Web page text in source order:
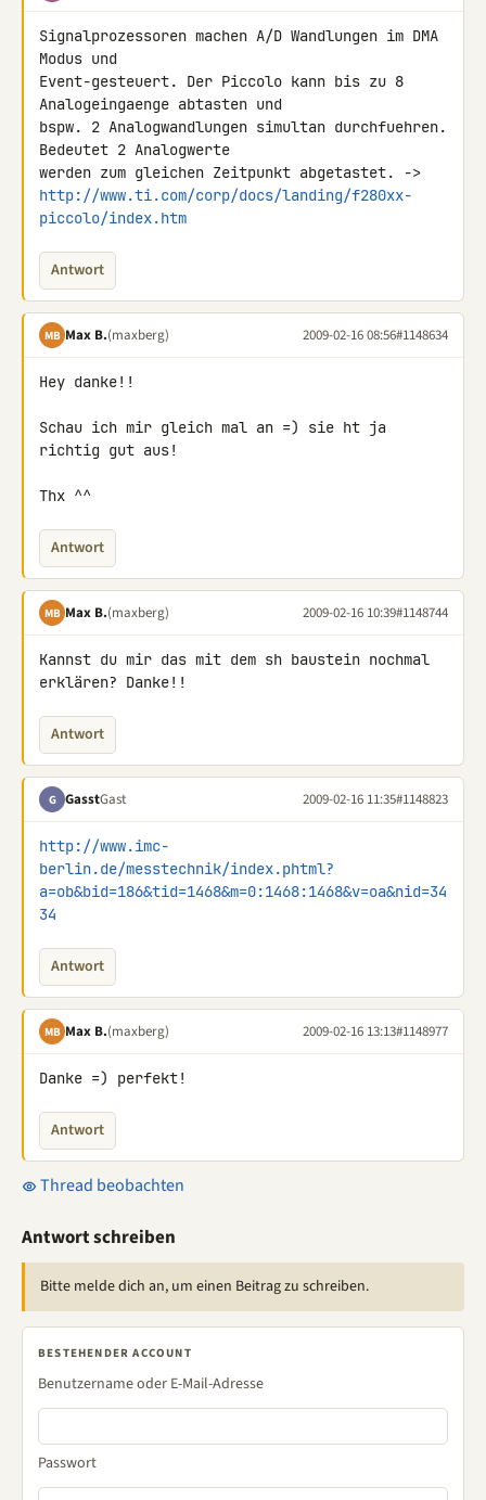
Signalprozessoren machen A/D Wandlungen im DMA
Modus und
Event-gesteuert. Der Piccolo kann bis zu 8
Analogeingaenge abtasten und
bspw. 2 Analogwandlungen simultan durchfuehren.
Bedeutet 2 Analogwerte
http://www.ti.com/corp/docs/landing/f280xx-
piccolo/index.htm
Antwort
MB Max B.(maxberg) 2009-02-16 08:56#1148634
Hey danke!!
Schau ich mir gleich mal an =) sie ht ja
richtig gut aus!
Thx ^^
Antwort
MB Max B.(maxberg) 2009-02-16 10:39#1148744
Kannst du mir das mit dem sh baustein nochmal
erklären? Danke!!
Antwort
G GasstGast 2009-02-16 11:35#1148823
http://www.imc-
berlin.de/messtechnik/index.phtml?
a=ob&bid=186&tid=1468&m=0:1468:1468&v=oa&nid=34
34
Antwort
MB Max B.(maxberg) 2009-02-16 13:13#1148977
Danke =) perfekt!
Antwort
Thread beobachten
Antwort schreiben
Bitte melde dich an, um einen Beitrag zu schreiben.
BESTEHENDER ACCOUNT
Benutzername oder E-Mail-Adresse
Passwort